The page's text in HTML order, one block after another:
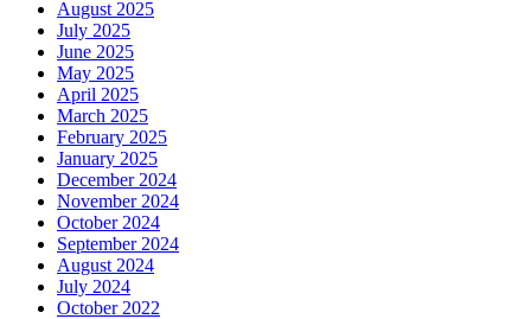
August 2025
July 2025
June 2025
May 2025
April 2025
March 2025
February 2025
January 2025
December 2024
November 2024
October 2024
September 2024
August 2024
July 2024
October 2022